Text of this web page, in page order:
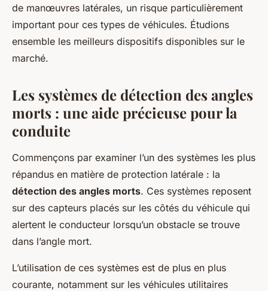
Léon•2 octobre 2024•6 min de lecture
de manœuvres latérales, un risque particulièrement
important pour ces types de véhicules. Étudions
ensemble les meilleurs dispositifs disponibles sur le
marché.
Les systèmes de détection des angles
morts : une aide précieuse pour la
conduite
Commençons par examiner l’un des systèmes les plus
répandus en matière de protection latérale : la
détection des angles morts. Ces systèmes reposent
sur des capteurs placés sur les côtés du véhicule qui
alertent le conducteur lorsqu’un obstacle se trouve
dans l’angle mort.
L’utilisation de ces systèmes est de plus en plus
courante, notamment sur les véhicules utilitaires